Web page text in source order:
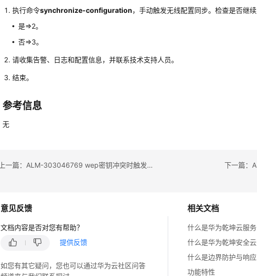
执行命令synchronize-configuration，手动触发无线配置同步。检查是否继
是=>2。
否=>3。
请收集告警、日志和配置信息，并联系技术支持人员。
结束。
参考信息
无
上一篇：ALM-303046769 wep密钥冲突时触发的告警 下一篇：
相关文档
什么是华为乾坤云服务
什么是华为乾坤安全
什么是边界防护与响应
功能特性
意见反馈
文档内容是否对您有帮助？
提供反馈
如您有其它疑问，您也可以通过华为云社区问答